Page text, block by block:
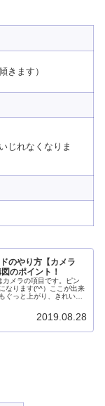
きます）
じれなくなりま
のやり方【カメラ
のポイント！
メラの項目です。ピン
なります(^^）ここが出来
ぐっと上がり、きれいな
2019.08.28